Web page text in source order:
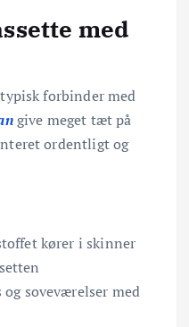
med
forbinder med
give meget tæt på
ordentligt og
kører i skinner
soveværelser med